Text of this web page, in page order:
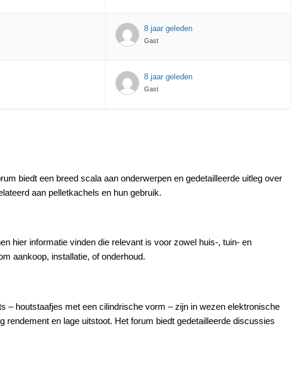
8 jaar geleden
Gast
8 jaar geleden
Gast
biedt een breed scala aan onderwerpen en gedetailleerde uitleg over
aan pelletkachels en hun gebruik.
hier informatie vinden die relevant is voor zowel huis-, tuin- en
aankoop, installatie, of onderhoud​.
– houtstaafjes met een cilindrische vorm – zijn in wezen elektronische
en lage uitstoot. Het forum biedt gedetailleerde discussies